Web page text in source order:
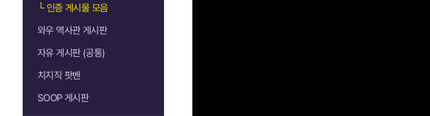
└인증 게시물 모음
와우 역사관 게시판
자유 게시판 (공통)
치지직 팟벤
SOOP 게시판